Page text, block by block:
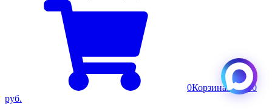
0КорзинаПусто0
руб.